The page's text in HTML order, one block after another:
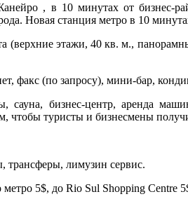
, в 10 минутах от бизнес-
Новая станция метро в 10
(верхние этажи, 40 кв. м.,
факс (по запросу), мини-бар,
сауна, бизнес-центр, аренда
чтобы туристы и бизнесмены
трансферы, лимузин сервис.
5$, до Rio Sul Shopping